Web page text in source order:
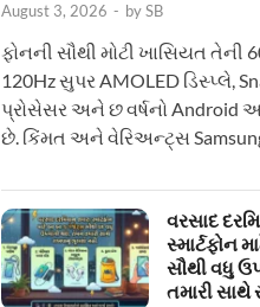
August 3, 2026 - bySB
ફોનની સૌથી મોટી ખાસિયત તેની
120Hz સુપર AMOLED ડિસ્પ્લે,
પ્રોસેસર અને છ વર્ષનો Android
છે. કિંમત અને વેરિઅન્ટ્સ
વરસાદ
સ્માર્ટફોન
સૌથી વધુ
તમારી સાથે